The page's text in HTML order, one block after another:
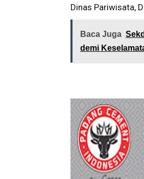
Dinas Pariwisata,
Baca Juga
demi